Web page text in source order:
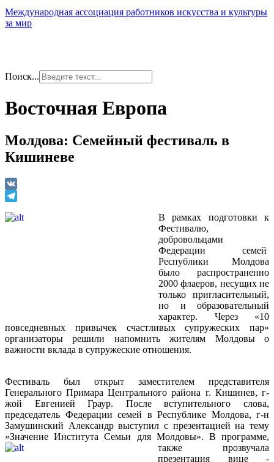
Международная ассоциация работников искусства и культуры
за мир
Поиск...
Восточная Европа
Молдова: Семейный фестиваль в
Кишиневе
VK
В рамках подготовки к
Фестивалю,
добровольцами
Федерации семей
Республики Молдова
было распространенно
2000 флаеров, несущих не
только пригласительный,
но и образовательный
характер. Через «10
повседневных привычек счастливых супружеских пар»
организаторы решили напомнить жителям Молдовы о
важности вклада в супружеские отношения.
Фестиваль был открыт заместителем представителя
Генерального Примара Центрального района г. Кишинев, г-
жой Евгенией Граур. После вступительного слова,
председатель Федерации семей в Республике Молдова, г-н
Замушинский Александр выступил с презентацией на тему
«Значение Института Семьи для Молдовы». В программе,
также прозвучала
презентация вице -